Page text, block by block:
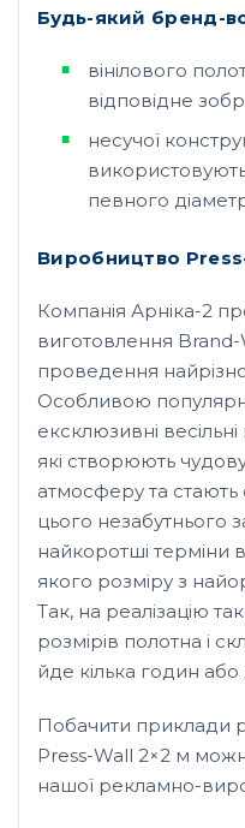
Будь-який бренд-
вінілового
відповідне
несучої
певного
Виробництво
Компанія Арніка-2
виготовлення
проведення
Особливою
ексклюзивні
які створюють
атмосферу та
цього незабутнього
найкоротші терміни
якого розміру з
Так, на реалізацію
розмірів полотна і
йде кілька годин або
Побачити приклади
Press-Wall 2×2 м
нашої рекламно-